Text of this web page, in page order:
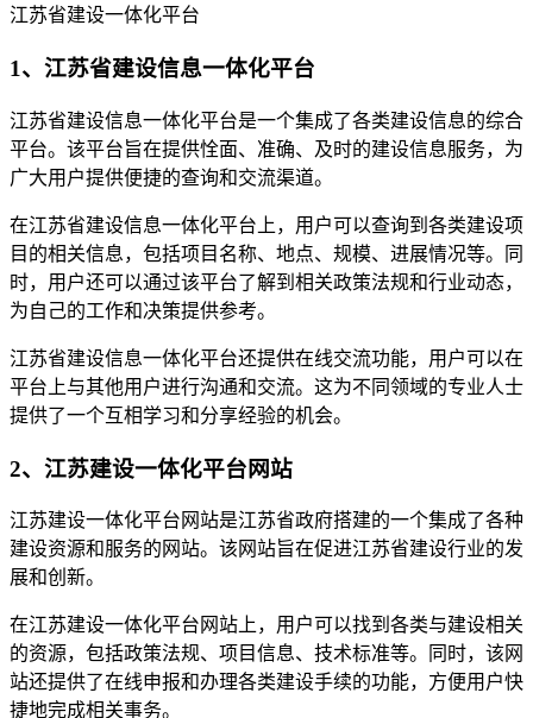
江苏省建设一体化平台
1、江苏省建设信息一体化平台
江苏省建设信息一体化平台是一个集成了各类建设信息的综合
平台。该平台旨在提供恮面、准确、及时的建设信息服务，为
广大用户提供便捷的查询和交流渠道。
在江苏省建设信息一体化平台上，用户可以查询到各类建设项
目的相关信息，包括项目名称、地点、规模、进展情况等。同
时，用户还可以通过该平台了解到相关政策法规和行业动态，
为自己的工作和决策提供参考。
江苏省建设信息一体化平台还提供在线交流功能，用户可以在
平台上与其他用户进行沟通和交流。这为不同领域的专业人士
提供了一个互相学习和分享经验的机会。
2、江苏建设一体化平台网站
江苏建设一体化平台网站是江苏省政府搭建的一个集成了各种
建设资源和服务的网站。该网站旨在促进江苏省建设行业的发
展和创新。
在江苏建设一体化平台网站上，用户可以找到各类与建设相关
的资源，包括政策法规、项目信息、技术标准等。同时，该网
站还提供了在线申报和办理各类建设手续的功能，方便用户快
捷地完成相关事务。